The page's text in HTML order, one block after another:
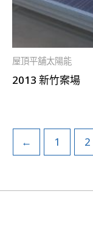
屋頂平舖太陽能
2013 新竹案場
← 1 2